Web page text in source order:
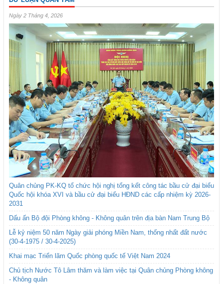
Ngày 2 Tháng 4, 2026
Quân chủng PK-KQ tổ chức hội nghị tổng kết công tác bầu cử đại biểu
Quốc hội khóa XVI và bầu cử đại biểu HĐND các cấp nhiệm kỳ 2026-
2031
Dấu ấn Bộ đội Phòng không - Không quân trên địa bàn Nam Trung Bộ
Lễ kỷ niệm 50 năm Ngày giải phóng Miền Nam, thống nhất đất nước
(30-4-1975 / 30-4-2025)
Khai mạc Triển lãm Quốc phòng quốc tế Việt Nam 2024
Chủ tịch Nước Tô Lâm thăm và làm việc tại Quân chủng Phòng không
- Không quân